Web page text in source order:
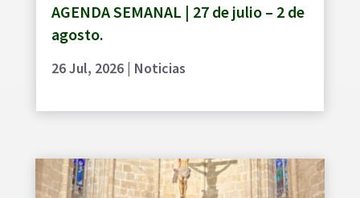
AGENDA SEMANAL | 27 de julio – 2 de
agosto.
26 Jul, 2026| Noticias